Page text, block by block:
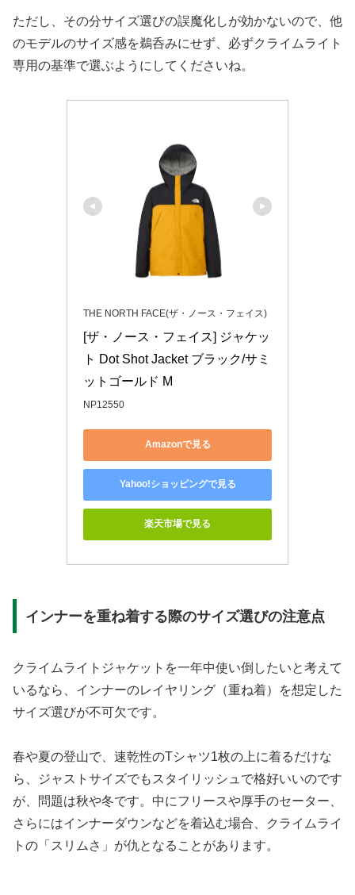
ただし、その分サイズ選びの誤魔化しが効かないので、他
のモデルのサイズ感を鵜呑みにせず、必ずクライムライト
専用の基準で選ぶようにしてくださいね。
THE NORTH FACE(ザ・ノース・フェイス)
[ザ・ノース・フェイス] ジャケッ
ト Dot Shot Jacket ブラック/サミ
ットゴールド M
NP12550
Amazonで見る
Yahoo!ショッピングで見る
楽天市場で見る
インナーを重ね着する際のサイズ選びの注意点
クライムライトジャケットを一年中使い倒したいと考えて
いるなら、インナーのレイヤリング（重ね着）を想定した
サイズ選びが不可欠です。
春や夏の登山で、速乾性のTシャツ1枚の上に着るだけな
ら、ジャストサイズでもスタイリッシュで格好いいのです
が、問題は秋や冬です。中にフリースや厚手のセーター、
さらにはインナーダウンなどを着込む場合、クライムライ
トの「スリムさ」が仇となることがあります。